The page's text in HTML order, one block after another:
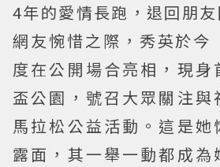
4年的愛情長跑，退回朋
網友惋惜之際，秀英於今
度在公開場合亮相，現身
盃公園，號召大眾關注與
馬拉松公益活動。這是她
露面，其一舉一動都成為